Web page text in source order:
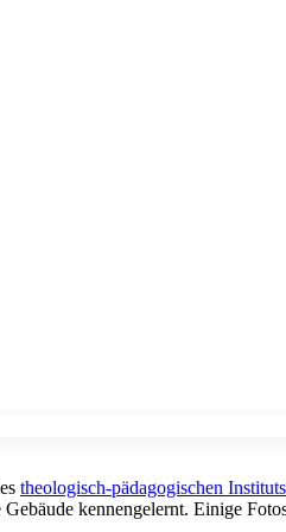
theologisch-pädagogischen Instituts
kennengelernt. Einige